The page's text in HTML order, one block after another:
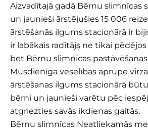
Aizvadītajā gadā Bērnu slimnīcas
un jaunieši ārstējušies 15 006
ārstēšanās ilgums stacionārā ir
ir labākais radītājs ne tikai
bet Bērnu slimnīcas
Mūsdienīga veselības aprūpe
ārstēšanas ilgums stacionārā
bērni un jaunieši varētu pēc
atgriezties savās ikdienas gaitās.
Bērnu slimnīcas Neatliekamās